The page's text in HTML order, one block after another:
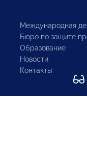
Международная
Бюро по защите
Образование
Новости
Контакты